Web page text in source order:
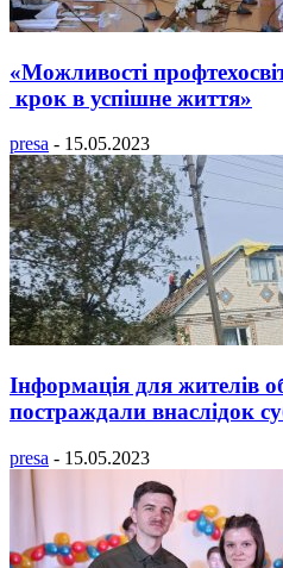
«Можливості
крок в успішне життя»
presa - 15.05.2023
Інформація для жителів
постраждали внаслідок
presa - 15.05.2023